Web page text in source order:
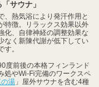
サウナ」
、熱気浴により発汗作用と
特徴。リラックス効果以外
化、自律神経の調整効果な
なく新陳代謝が低下してい
。
度前後の本格フィンランド
処やWi-Fi完備のワークスペ
湯 」屋外サウナを含む4種